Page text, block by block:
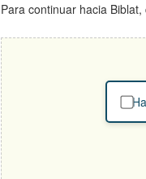
Para continuar hacia